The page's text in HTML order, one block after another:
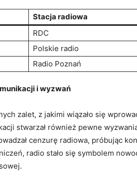
Stacja radiowa
RDC
Polskie radio
Radio Poznań
i wyzwań
zalet, z jakimi wiązało się
stwarzał również pewne
cenzurę radiowa, próbując
radio stało się symbolem